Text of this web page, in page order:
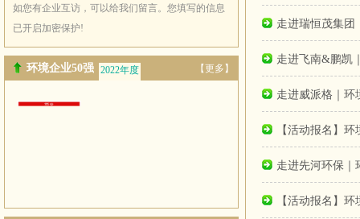
如您有企业互访，可以给我们留言。您填写的信息
已开启加密保护!
环境企业50强 2022年度
【更多】
走进瑞恒茂集团
走进飞南&鹏凯
走进威派格｜环
【活动报名】
走进先河环保｜
【活动报名】